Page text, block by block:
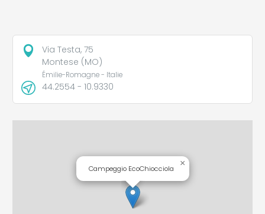
Via Testa, 75
Montese (MO)
Émilie-Romagne - Italie
44.2554 - 10.9330
Campeggio EcoChiocciola
×